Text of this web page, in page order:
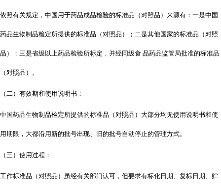
依照有关规定，中国用于药品成品检验的标准品（对照品）来源有：一是中国
药品生物制品检定所提供的标准品（对照品）；二是其他国家的标准品（对照
品）；三是省级以上药品检验所标定，并经同级食 品药品监管局批准的标准品
（对照品）。
（二）有效期和使用说明书：
中国药品生物制品检定所提供的标准品（对照品）大部分均无使用说明书和使
用期限，大都沿用新的批号出现、旧的批号自动停止的管理方式。
（三）使用过程：
工作标准品（对照品）虽经有关部门认可，但要求有标化日期、复标日期、贮